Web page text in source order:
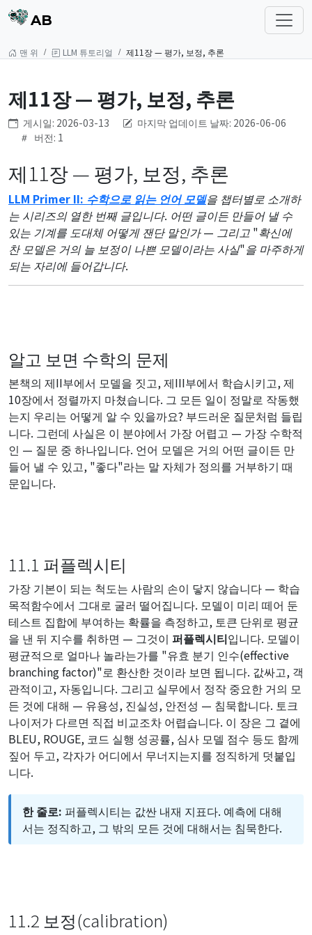
AB
맨 위 LLM 튜토리얼 제11장 — 평가, 보정, 추론
제11장 — 평가, 보정, 추론
게시일: 2026-03-13
마지막 업데이트 날짜: 2026-06-06
버전: 1
제11장 — 평가, 보정, 추론
LLM Primer II: 수학으로 읽는 언어 모델을 챕터별로 소개하
는 시리즈의 열한 번째 글입니다. 어떤 글이든 만들어 낼 수
있는 기계를 도대체 어떻게 잰단 말인가 — 그리고 "확신에
찬 모델은 거의 늘 보정이 나쁜 모델이라는 사실"을 마주하게
되는 자리에 들어갑니다.
알고 보면 수학의 문제
본책의 제II부에서 모델을 짓고, 제III부에서 학습시키고, 제
10장에서 정렬까지 마쳤습니다. 그 모든 일이 정말로 작동했
는지 우리는 어떻게 알 수 있을까요? 부드러운 질문처럼 들립
니다. 그런데 사실은 이 분야에서 가장 어렵고 — 가장 수학적
인 — 질문 중 하나입니다. 언어 모델은 거의 어떤 글이든 만
들어 낼 수 있고, "좋다"라는 말 자체가 정의를 거부하기 때
문입니다.
11.1 퍼플렉시티
가장 기본이 되는 척도는 사람의 손이 닿지 않습니다 — 학습
목적함수에서 그대로 굴러 떨어집니다. 모델이 미리 떼어 둔
테스트 집합에 부여하는 확률을 측정하고, 토큰 단위로 평균
을 낸 뒤 지수를 취하면 — 그것이 퍼플렉시티입니다. 모델이
평균적으로 얼마나 놀라는가를 "유효 분기 인수(effective
branching factor)"로 환산한 것이라 보면 됩니다. 값싸고, 객
관적이고, 자동입니다. 그리고 실무에서 정작 중요한 거의 모
든 것에 대해 — 유용성, 진실성, 안전성 — 침묵합니다. 토크
나이저가 다르면 직접 비교조차 어렵습니다. 이 장은 그 곁에
BLEU, ROUGE, 코드 실행 성공률, 심사 모델 점수 등도 함께
짚어 두고, 각자가 어디에서 무너지는지를 정직하게 덧붙입
니다.
한 줄로: 퍼플렉시티는 값싼 내재 지표다. 예측에 대해
서는 정직하고, 그 밖의 모든 것에 대해서는 침묵한다.
11.2 보정(calibration)